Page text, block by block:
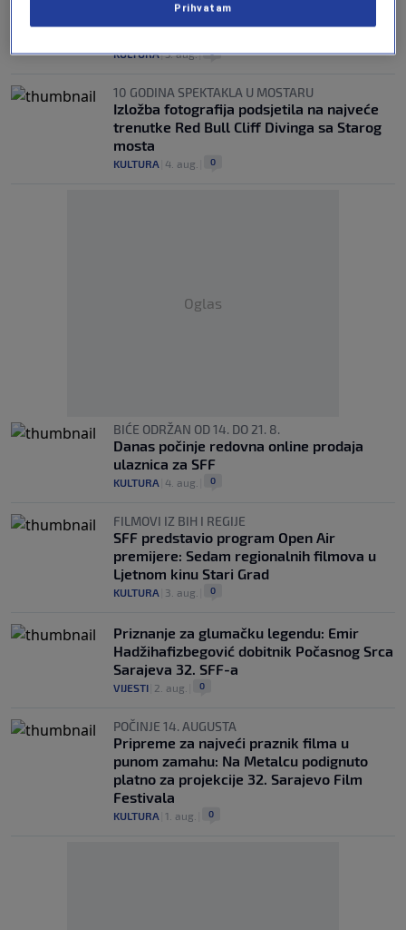
publikom sa predstavom 'Brechtovi
KULTURA|5. aug.| 0
10 GODINA SPEKTAKLA U MOSTARU
Izložba fotografija podsjetila na najveće
trenutke Red Bull Cliff Divinga sa Starog
mosta
KULTURA 4. aug. 0
Oglas
BIĆE ODRŽAN OD 14. DO 21. 8.
Danas počinje redovna online prodaja
ulaznica za SFF
KULTURA 4. aug. 0
FILMOVI IZ BIH I REGIJE
SFF predstavio program Open Air
premijere: Sedam regionalnih filmova u
Ljetnom kinu Stari Grad
KULTURA 3. aug. 0
Priznanje za glumačku legendu: Emir
Hadžihafizbegović dobitnik Počasnog Srca
Sarajeva 32. SFF-a
VIJESTI 2. aug. 0
POČINJE 14. AUGUSTA
Pripreme za najveći praznik filma u
punom zamahu: Na Metalcu podignuto
platno za projekcije 32. Sarajevo Film
Festivala
KULTURA 1. aug. 0
Prihvatam